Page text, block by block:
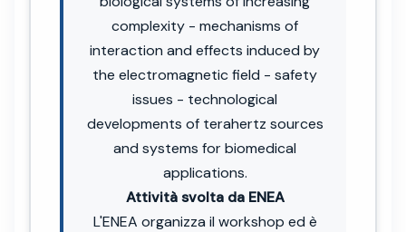
complexity - mechanisms of
interaction and effects induced by
the electromagnetic field - safety
issues - technological
developments of terahertz sources
and systems for biomedical
applications.
Attività svolta da ENEA
L'ENEA organizza il workshop ed è